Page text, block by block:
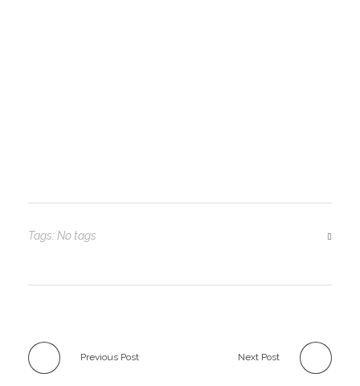
Tags: No tags
Previous Post Next Post